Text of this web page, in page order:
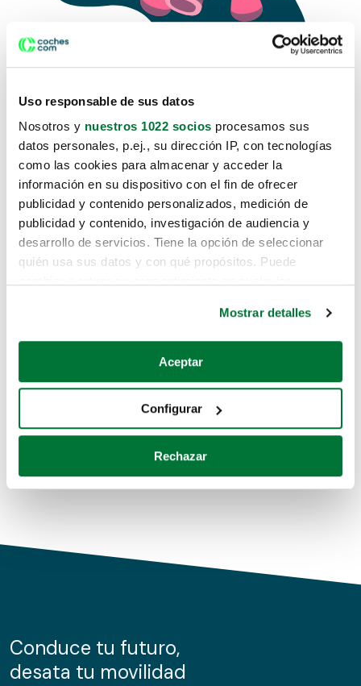
Uso responsable de sus datos
Nosotros y nuestros 1022 socios procesamos sus
datos personales, p.ej., su dirección IP, con tecnologías
como las cookies para almacenar y acceder la
información en su dispositivo con el fin de ofrecer
publicidad y contenido personalizados, medición de
publicidad y contenido, investigación de audiencia y
desarrollo de servicios. Tiene la opción de seleccionar
quién usa sus datos y con qué propósitos. Puede
Si lo permite, también quisiéramos:
Recopilar información sobre su ubicación geográfica
Identificar su dispositivo analizándolo activamente
para buscar características específicas (huellas
Obtenga más información sobre cómo se procesan sus
de cookies.
información sobre el uso que haga del sitio web con
nuestros partners de redes sociales, publicidad y análisis
Mostrar detalles
Aceptar
Configurar
Rechazar
Lo sentimos, no sabemos como
te hemos traido hasta aquí.
Pero puedes encontrar el coche que estás
buscando en alguno de estos enlaces:
Coches de segunda mano
Coches de km0
Conduce tu futuro,
desata tu movilidad